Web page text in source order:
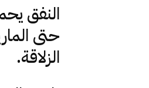
النفق
حتى
الزلاقة.